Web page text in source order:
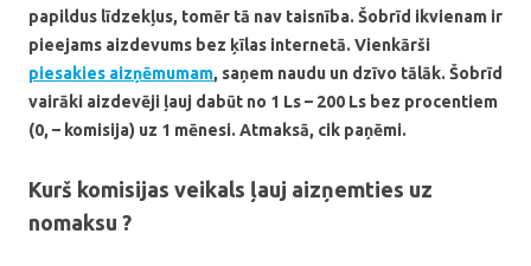
papildus līdzekļus, tomēr tā nav taisnība. Šobrīd ikvienam ir
pieejams aizdevums bez ķīlas internetā. Vienkārši
piesakies aizņēmumam, saņem naudu un dzīvo tālāk. Šobrīd
vairāki aizdevēji ļauj dabūt no 1 Ls – 200 Ls bez procentiem
(0, – komisija) uz 1 mēnesi. Atmaksā, cik paņēmi.
Kurš komisijas veikals ļauj aizņemties uz
nomaksu ?